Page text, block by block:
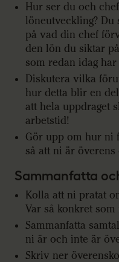
Hur ser du och
löneutveckling? Du
på vad din chef
den lön du siktar
som redan idag
Diskutera vilka
hur detta blir en
att hela uppdraget
arbetstid!
Gör upp om hur ni
så att ni är överens
Sammanfatta
Kolla att ni pratat
Var så konkret som
Sammanfatta
ni är och inte är
Skriv ner